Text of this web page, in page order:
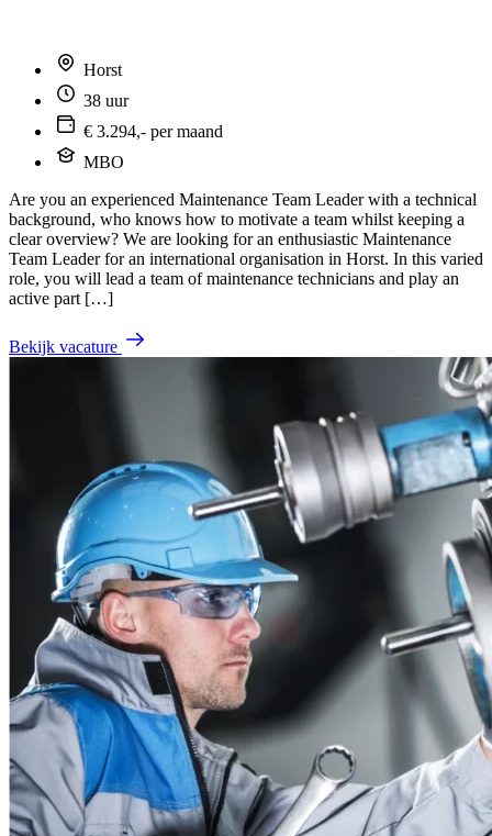
Horst
38 uur
€ 3.294,- per maand
MBO
Are you an experienced Maintenance Team Leader with a technical
background, who knows how to motivate a team whilst keeping a
clear overview? We are looking for an enthusiastic Maintenance
Team Leader for an international organisation in Horst. In this varied
role, you will lead a team of maintenance technicians and play an
active part […]
Bekijk vacature